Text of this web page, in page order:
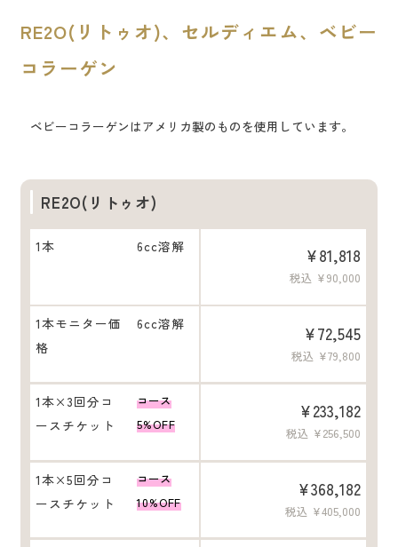
RE2O(リトゥオ)、セルディエム、ベビー
コラーゲン
ベビーコラーゲンはアメリカ製のものを使用しています。
RE2O(リトゥオ)
1本 6cc溶解 ¥81,818
税込 ¥90,000
1本モニター価
格
6cc溶解 ¥72,545
税込 ¥79,800
1本×3回分コ
ースチケット
コース
5%OFF
¥233,182
税込 ¥256,500
1本×5回分コ
ースチケット
コース
10%OFF
¥368,182
税込 ¥405,000